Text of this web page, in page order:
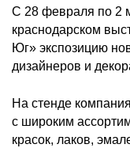
С 28 февраля по 2
краснодарском
Юг» экспозицию
дизайнеров и
На стенде
с широким
красок, лаков,